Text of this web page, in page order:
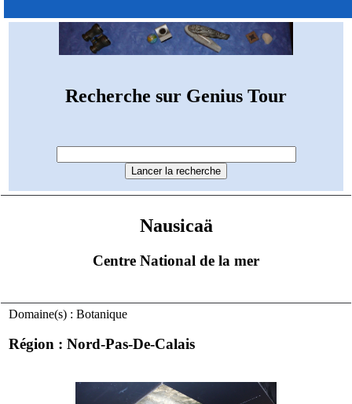
Recherche sur Genius Tour
Nausicaä
Centre National de la mer
Domaine(s) : Botanique
Région : Nord-Pas-De-Calais